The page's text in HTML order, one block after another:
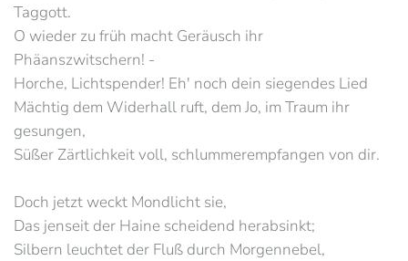
Taggott.
O wieder zu früh macht Geräusch ihr
Phäanszwitschern! -
Horche, Lichtspender! Eh' noch dein siegendes Lied
Mächtig dem Widerhall ruft, dem Jo, im Traum ihr
gesungen,
Süßer Zärtlichkeit voll, schlummerempfangen von dir.
Doch jetzt weckt Mondlicht sie,
Das jenseit der Haine scheidend herabsinkt;
Silbern leuchtet der Fluß durch Morgennebel,